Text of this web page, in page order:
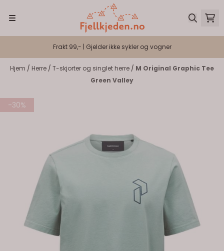
Frakt 99,- | Gjelder ikke sykler og vogner
Hjem / Herre / T-skjorter og singlet herre / M Original Graphic Tee
Green Valley
-30%